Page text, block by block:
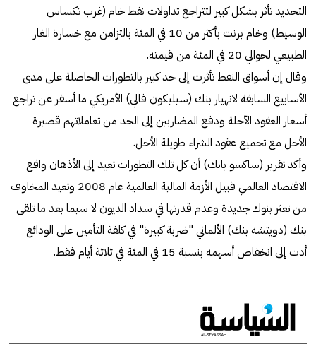
التحديد تأثر بشكل كبير لتتراجع تداولات نفط خام (غرب تكساس
الوسيط) وخام برنت بأكثر من 10 في المئة بالتزامن مع خسارة الغاز
الطبيعي لحوالي 20 في المئة من قيمته.
وقال إن أسواق النفط تأثرت إلى حد كبير بالتطورات الحاصلة على مدى
الأسابيع السابقة لانهيار بنك (سيليكون فالي) الأمريكي ما أسفر عن تراجع
أسعار العقود الآجلة ودفع المضاربين إلى الحد من تعاملاتهم قصيرة
الأجل مع تجميع عقود الشراء طويلة الأجل.
وأكد تقرير (ساكسو بانك) أن كل تلك التطورات تعيد إلى الأذهان واقع
الاقتصاد العالمي قبيل الأزمة المالية العالمية عام 2008 وتعيد المخاوف
من تعثر بنوك جديدة وعدم قدرتها في سداد الديون لا سيما بعد ما تلقى
بنك (دويتشه بنك) الألماني "ضربة كبيرة" في كلفة التأمين على الودائع
أدت إلى انخفاض أسهمه بنسبة 15 في المئة في ثلاثة أيام فقط.